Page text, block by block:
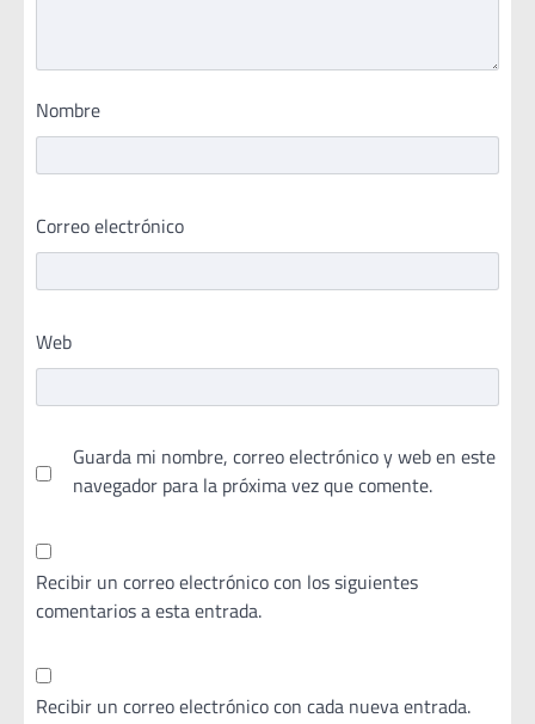
Nombre
Correo electrónico
Web
Guarda mi nombre, correo electrónico y web en este
navegador para la próxima vez que comente.
Recibir un correo electrónico con los siguientes
comentarios a esta entrada.
Recibir un correo electrónico con cada nueva entrada.